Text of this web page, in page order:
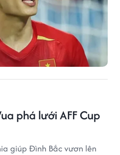
phá lưới AFF Cup
giúp Đình Bắc vươn lên